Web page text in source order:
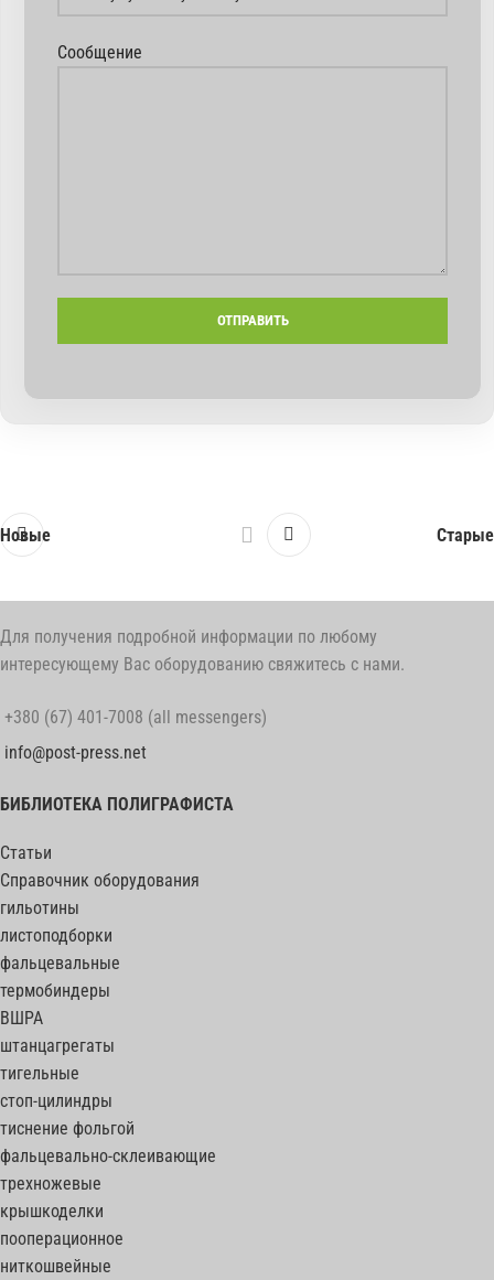
Сообщение
Новые Старые
Для получения подробной информации по любому
интересующему Вас оборудованию свяжитесь с нами.
+380 (67) 401-7008 (all messengers)
info@post-press.net
БИБЛИОТЕКА ПОЛИГРАФИСТА
Статьи
Справочник оборудования
гильотины
листоподборки
фальцевальные
термобиндеры
ВШРА
штанцагрегаты
тигельные
стоп-цилиндры
тиснение фольгой
фальцевально-склеивающие
трехножевые
крышкоделки
пооперационное
ниткошвейные